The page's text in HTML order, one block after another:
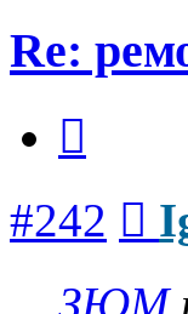
Re:
#242
ЗЮМ